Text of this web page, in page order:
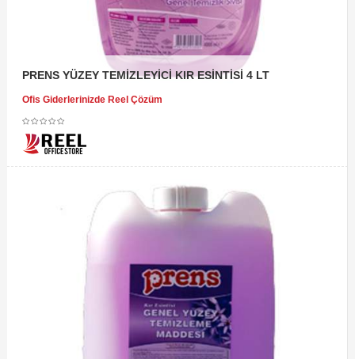
PRENS YÜZEY TEMİZLEYİCİ KIR ESİNTİSİ 4 LT
Ofis Giderlerinizde Reel Çözüm